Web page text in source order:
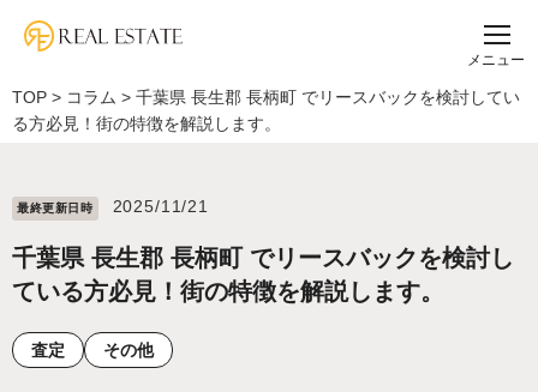
メニュー
TOP > コラム > 千葉県 長生郡 長柄町 でリースバックを検討してい
る方必見！街の特徴を解説します。
最終更新⽇時 2025/11/21
千葉県 長生郡 長柄町 でリースバックを検討し
ている方必見！街の特徴を解説します。
査定 その他